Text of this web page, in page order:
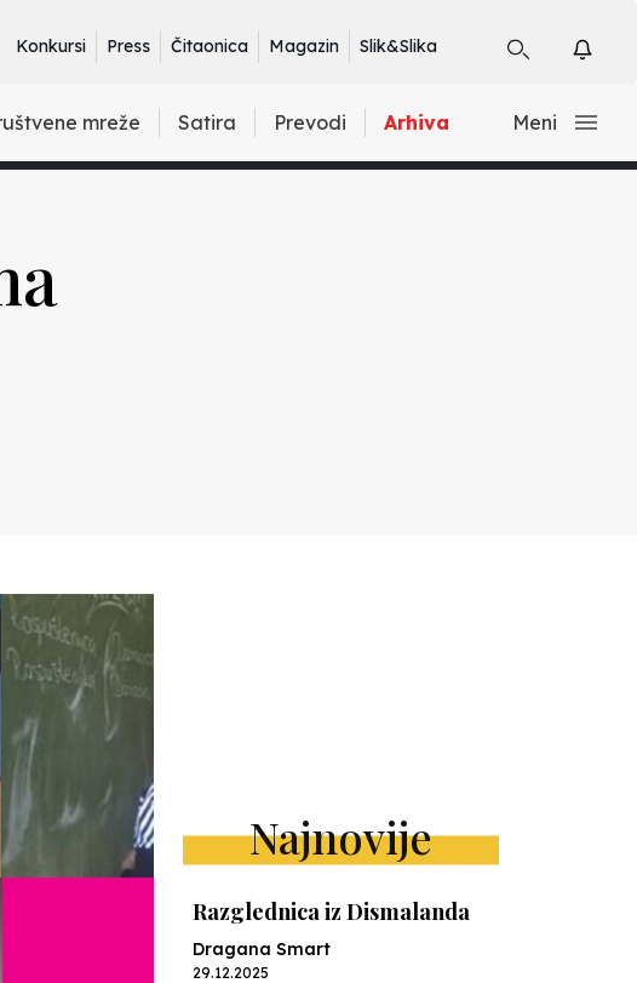
Konkursi Press Čitaonica Magazin Slik&Slika
mreže Satira Prevodi Arhiva Meni
Najnovije
Razglednica iz Dismalanda
Dragana Smart
29.12.2025